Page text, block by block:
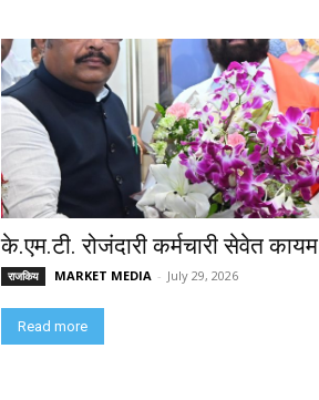
के.एम.टी. रोजंदारी कर्मचारी सेवेत कायम
राजकिय MARKET MEDIA - July 29, 2026
Read more